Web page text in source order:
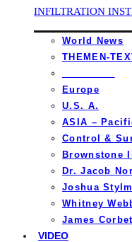
INFILTRATION
World News
THEMEN-
Europe
U.S. A.
ASIA –
Control &
Brownstone
Dr. Jacob
Joshua
Whitney
James
VIDEO